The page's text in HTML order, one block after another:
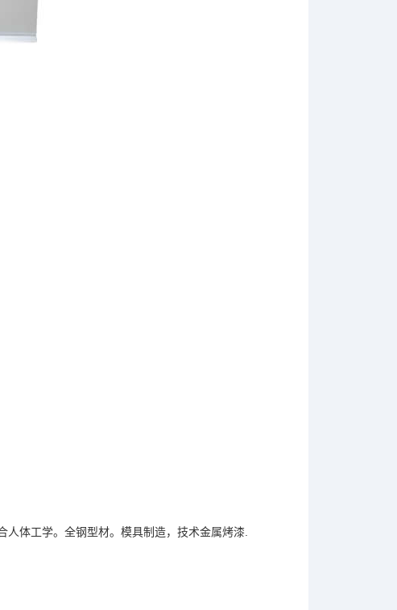
人体工学。全钢型材。模具制造，技术金属烤漆